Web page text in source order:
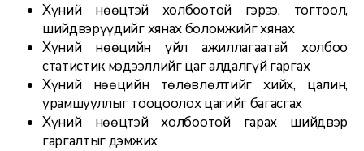
Хүний нөөцтэй холбоотой гэрээ, тогтоол,
шийдвэрүүдийг хянах боломжийг хянах
Хүний нөөцийн үйл ажиллагаатай холбоо
статистик мэдээллийг цаг алдалгүй гаргах
Хүний нөөцийн төлөвлөлтийг хийх, цалин,
урамшууллыг тооцоолох цагийг багасгах
Хүний нөөцтэй холбоотой гарах шийдвэр
гаргалтыг дэмжих